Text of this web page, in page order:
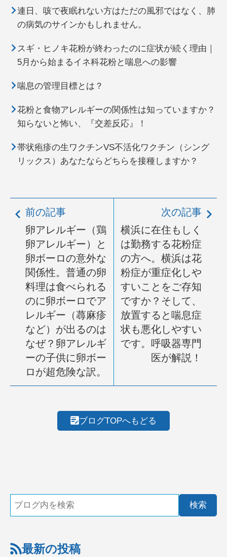
連日、咳で夜眠れない方はただの風邪ではなく、肺
の病気のサインかもしれません。
スギ・ヒノキ花粉が終わったのに症状が続く理由｜
5月から始まるイネ科花粉と喘息への影響
喘息の管理目標とは？
花粉と食物アレルギーの関係性は知っていますか？
知らないと怖い、『交差反応』！
帯状疱疹の生ワクチンVS不活化ワクチン（シング
リックス）あなたならどちらを接種しますか？
前の記事
卵アレルギー（鶏
卵アレルギー）と
卵ボーロの意外な
関係性。普通の卵
料理は食べられる
のに卵ボーロでア
レルギー（蕁麻疹
など）が出るのは
なぜ？卵アレルギ
ーの子供に卵ボー
ロが超危険な訳。
次の記事
横浜に在住もしく
は勤務する花粉症
の方へ。横浜は花
粉症が重症化しや
すいことをご存知
ですか？そして、
放置すると喘息症
状も悪化しやすい
です。呼吸器専門
医が解説！
ブログTOPへもどる
最新の投稿